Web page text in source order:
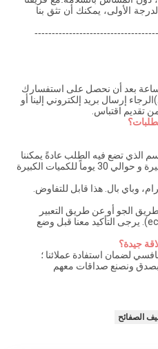
الأولى، يمكنك أن تثق بنا
عادة نقوم بالاقتباس خلال 24 ساعة بعد أن نحصل على استفسارك
إرسال بريد إلكتروني إلينا أو
تقديم اقتباس.
الذي تضع فيه الطلب عادةً يمكننا
وباي بال. هذا قابل للتفاوض.
الجو أو عن طريق التعبير
((EMS،UPS،DHL،TNT،FEDEX و ect). يرجى التأكيد معنا قبل وضع
لضمان استفادة عملائنا ؛
ونصنع صداقات معهم
الصفائح